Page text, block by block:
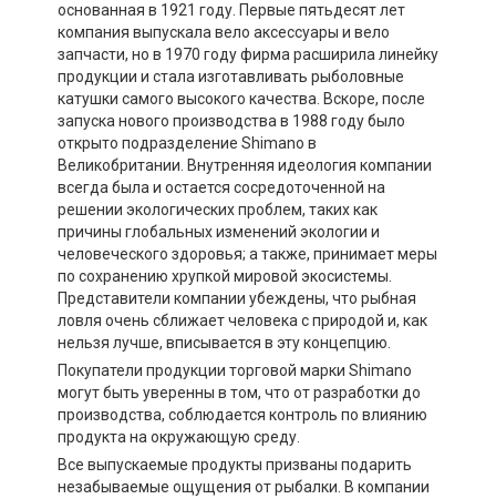
основанная в 1921 году. Первые пятьдесят лет
компания выпускала вело аксессуары и вело
запчасти, но в 1970 году фирма расширила линейку
продукции и стала изготавливать рыболовные
катушки самого высокого качества. Вскоре, после
запуска нового производства в 1988 году было
открыто подразделение Shimano в
Великобритании. Внутренняя идеология компании
всегда была и остается сосредоточенной на
решении экологических проблем, таких как
причины глобальных изменений экологии и
человеческого здоровья; а также, принимает меры
по сохранению хрупкой мировой экосистемы.
Представители компании убеждены, что рыбная
ловля очень сближает человека с природой и, как
нельзя лучше, вписывается в эту концепцию.
Покупатели продукции торговой марки Shimano
могут быть уверенны в том, что от разработки до
производства, соблюдается контроль по влиянию
продукта на окружающую среду.
Все выпускаемые продукты призваны подарить
незабываемые ощущения от рыбалки. В компании